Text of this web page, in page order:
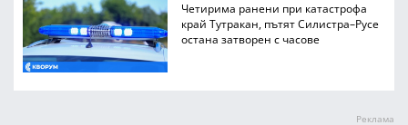
Четирима ранени при катастрофа
край Тутракан, пътят Силистра–Русе
остана затворен с часове